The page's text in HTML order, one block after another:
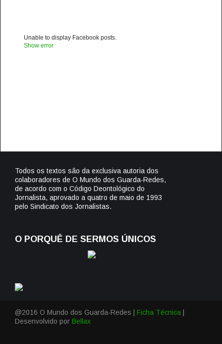
Unable to display Facebook posts.
Show error
Todos os textos são da exclusiva autoria dos
colaboradores de O Mundo dos Guarda-Redes,
de acordo com o Código Deontológico do
Jornalista, aprovado a quatro de maio de 1993
pelo Sindicato dos Jornalistas.
O PORQUÊ DE SERMOS ÚNICOS
@2016 O Mundo dos Guarda-Redes | Ficha Técnica
Desenvolvido por Bellax